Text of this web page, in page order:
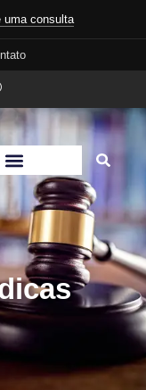
uma consulta